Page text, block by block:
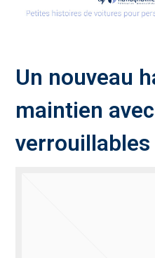
Un nouveau
maintien
verrouillables